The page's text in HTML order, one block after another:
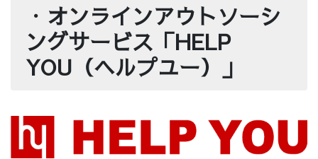
・ オンラインアウトソーシ
ングサービス「HELP
YOU（ヘルプユー）」